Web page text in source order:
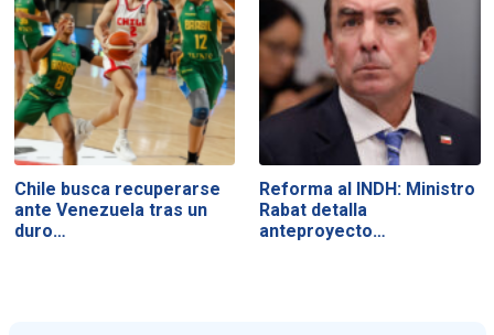
Chile busca recuperarse
ante Venezuela tras un
duro…
Reforma al INDH: Ministro
Rabat detalla
anteproyecto…